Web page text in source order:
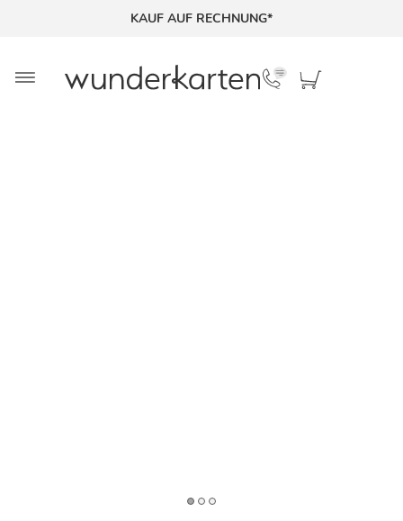
KAUF AUF RECHNUNG*